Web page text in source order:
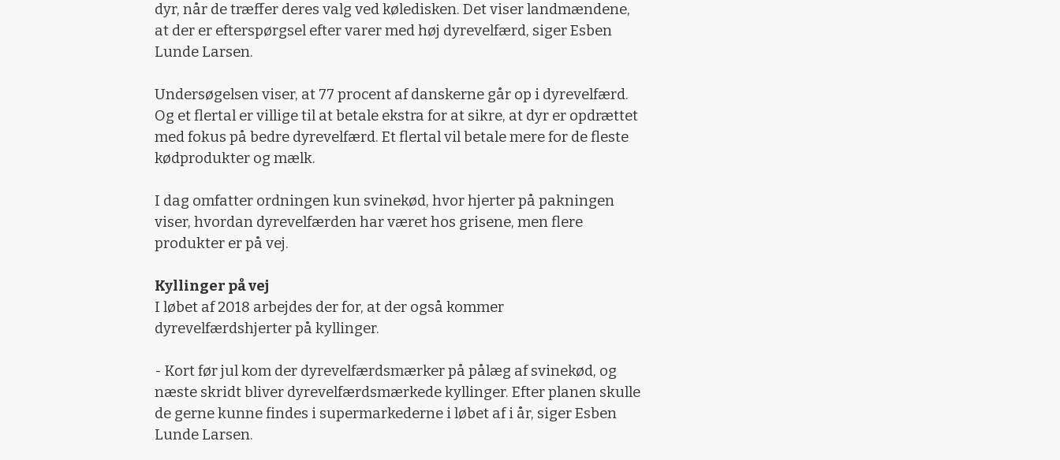
dyr, når de træffer deres valg ved køledisken. Det viser landmændene,
at der er efterspørgsel efter varer med høj dyrevelfærd, siger Esben
Lunde Larsen.
Undersøgelsen viser, at 77 procent af danskerne går op i dyrevelfærd.
Og et flertal er villige til at betale ekstra for at sikre, at dyr er opdrættet
med fokus på bedre dyrevelfærd. Et flertal vil betale mere for de fleste
kødprodukter og mælk.
I dag omfatter ordningen kun svinekød, hvor hjerter på pakningen
viser, hvordan dyrevelfærden har været hos grisene, men flere
produkter er på vej.
Kyllinger på vej
I løbet af 2018 arbejdes der for, at der også kommer
dyrevelfærdshjerter på kyllinger.
- Kort før jul kom der dyrevelfærdsmærker på pålæg af svinekød, og
næste skridt bliver dyrevelfærdsmærkede kyllinger. Efter planen skulle
de gerne kunne findes i supermarkederne i løbet af i år, siger Esben
Lunde Larsen.